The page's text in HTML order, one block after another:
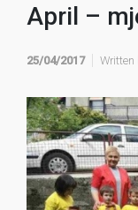
April –
25/04/2017 Written